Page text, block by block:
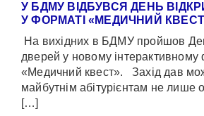
У БДМУ ВІДБУВСЯ ДЕНЬ
У ФОРМАТІ «МЕДИЧНИЙ
На вихідних в БДМУ пройшов
дверей у новому
«Медичний квест». Захід дав
майбутнім абітурієнтам не лише
[…]